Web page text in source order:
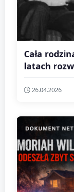
Cała
latach
26.04.2026